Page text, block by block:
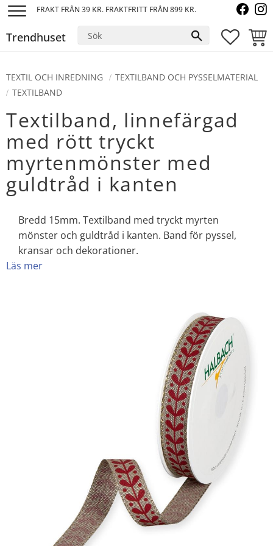
FRAKT FRÅN 39 KR. FRAKTFRITT FRÅN 899 KR.
Trendhuset
TEXTIL OCH INREDNING
TEXTILBAND OCH PYSSELMATERIAL
TEXTILBAND
Textilband, linnefärgad
med rött tryckt
myrtenmönster med
guldtråd i kanten
Bredd 15mm. Textilband med tryckt myrten
mönster och guldtråd i kanten. Band för pyssel,
kransar och dekorationer.
Läs mer